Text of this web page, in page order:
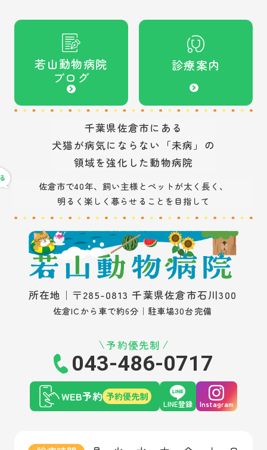
若山動物病院
ブログ
診療案内
千葉県佐倉市にある
犬猫が病気にならない「未病」の
領域を強化した動物病院
佐倉市で40年、飼い主様とペットが太く長く、
明るく楽しく暮らせることを目指して
所在地｜〒285-0813 千葉県佐倉市石川300
佐倉ICから車で約6分｜駐車場30台完備
予約優先制
043-486-0717
WEB予約 予約優先制
LINE登録 Instagram